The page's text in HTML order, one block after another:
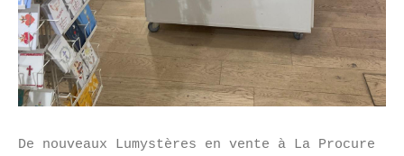
De nouveaux Lumystères en vente à La Procure